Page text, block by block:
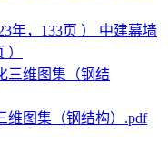
中建幕墙
维图集（钢结构）.pdf